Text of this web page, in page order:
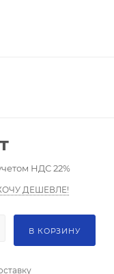
НДС 22%
ДЕШЕВЛЕ!
В КОРЗИНУ